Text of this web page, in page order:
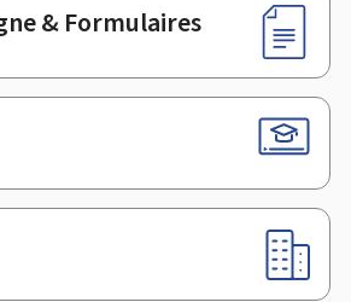
& Formulaires